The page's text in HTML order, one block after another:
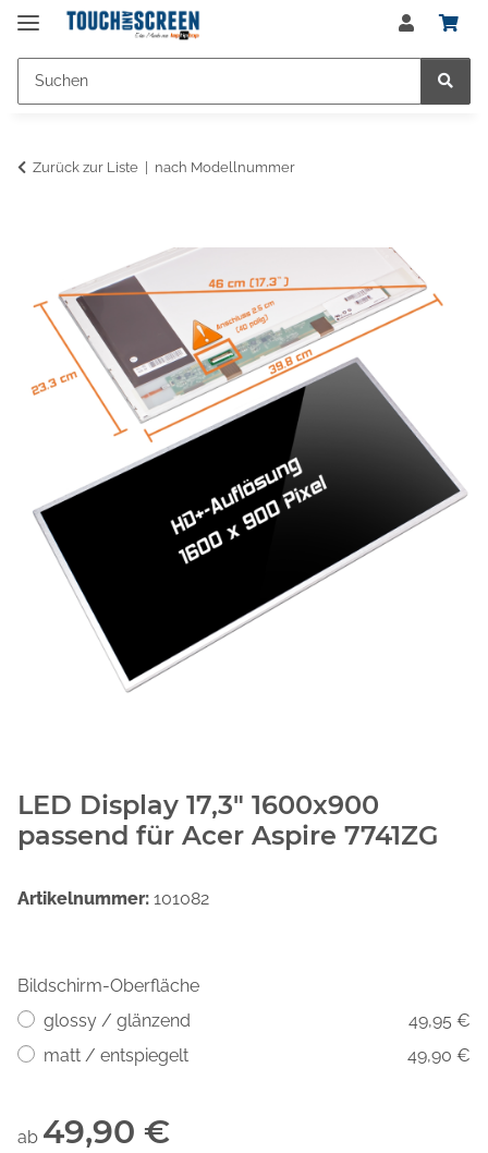
Zurück zur Liste nach Modellnummer
LED Display 17,3" 1600x900
passend für Acer Aspire 7741ZG
Artikelnummer: 101082
Bildschirm-Oberfläche
glossy / glänzend
49,95 €
matt / entspiegelt
49,90 €
ab 49,90 €